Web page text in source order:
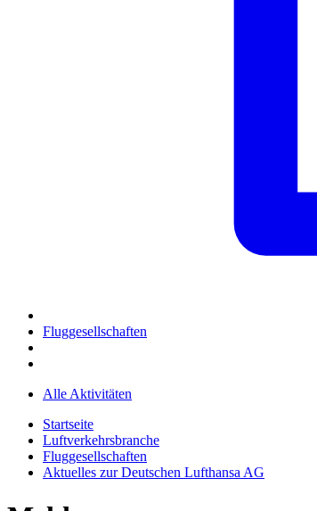
Fluggesellschaften
Alle Aktivitäten
Startseite
Luftverkehrsbranche
Fluggesellschaften
Aktuelles zur Deutschen Lufthansa AG